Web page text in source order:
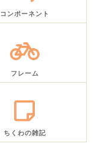
コンポーネント
フレーム
ちくわの雑記